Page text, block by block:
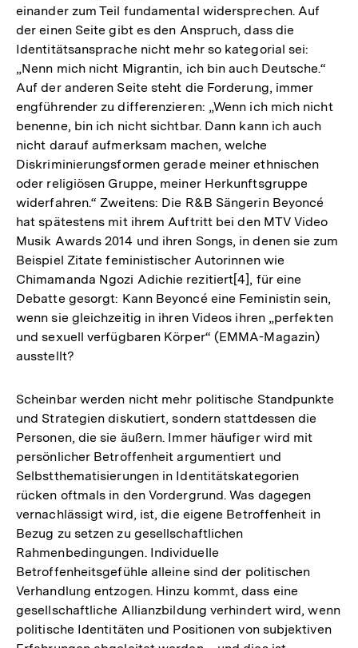
einander zum Teil fundamental widersprechen. Auf
der einen Seite gibt es den Anspruch, dass die
Identitätsansprache nicht mehr so kategorial sei:
„Nenn mich nicht Migrantin, ich bin auch Deutsche.“
Auf der anderen Seite steht die Forderung, immer
engführender zu differenzieren: „Wenn ich mich nicht
benenne, bin ich nicht sichtbar. Dann kann ich auch
nicht darauf aufmerksam machen, welche
Diskriminierungsformen gerade meiner ethnischen
oder religiösen Gruppe, meiner Herkunftsgruppe
widerfahren.“ Zweitens: Die R&B Sängerin Beyoncé
hat spätestens mit ihrem Auftritt bei den MTV Video
Musik Awards 2014 und ihren Songs, in denen sie zum
Beispiel Zitate feministischer Autorinnen wie
Chimamanda Ngozi Adichie rezitiert[4], für eine
Debatte gesorgt: Kann Beyoncé eine Feministin sein,
wenn sie gleichzeitig in ihren Videos ihren „perfekten
und sexuell verfügbaren Körper“ (EMMA-Magazin)
ausstellt?
Scheinbar werden nicht mehr politische Standpunkte
und Strategien diskutiert, sondern stattdessen die
Personen, die sie äußern. Immer häufiger wird mit
persönlicher Betroffenheit argumentiert und
Selbstthematisierungen in Identitätskategorien
rücken oftmals in den Vordergrund. Was dagegen
vernachlässigt wird, ist, die eigene Betroffenheit in
Bezug zu setzen zu gesellschaftlichen
Rahmenbedingungen. Individuelle
Betroffenheitsgefühle alleine sind der politischen
Verhandlung entzogen. Hinzu kommt, dass eine
gesellschaftliche Allianzbildung verhindert wird, wenn
politische Identitäten und Positionen von subjektiven